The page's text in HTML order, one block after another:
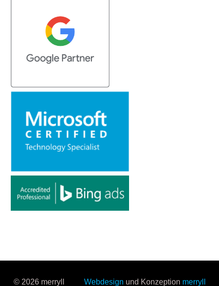
© 2026 merryll Webdesign und Konzeption merryll